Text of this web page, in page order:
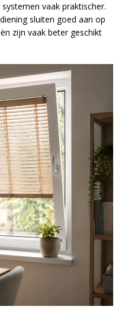
vaak praktischer.
sluiten goed aan op
zijn vaak beter geschikt